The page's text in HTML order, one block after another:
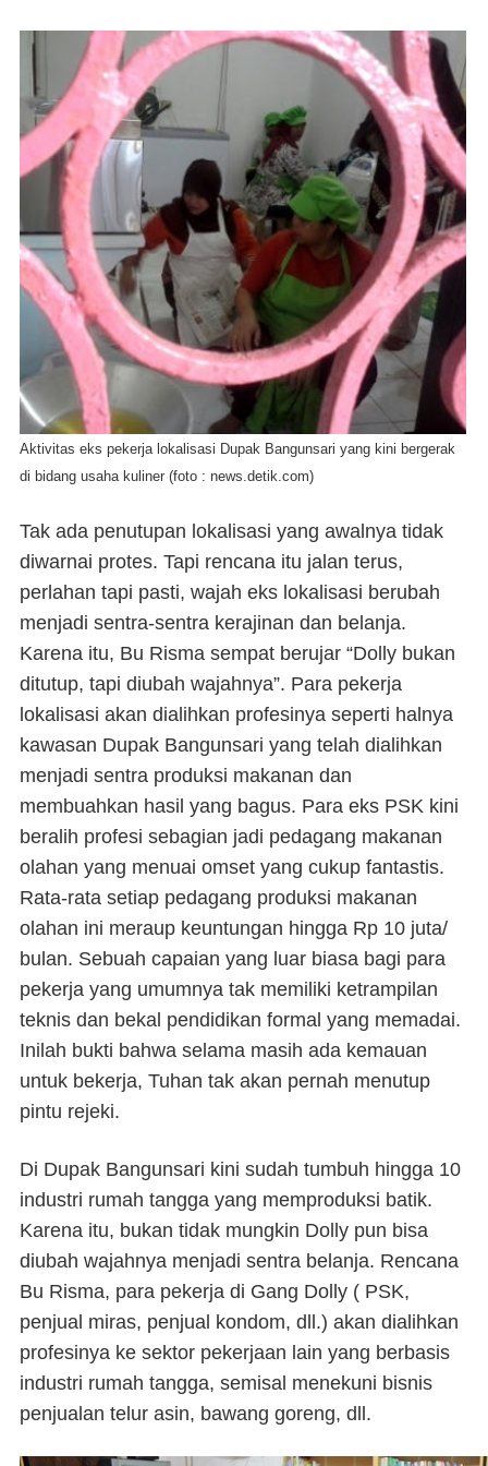
Aktivitas eks pekerja lokalisasi Dupak Bangunsari yang kini bergerak
di bidang usaha kuliner (foto : news.detik.com)
Tak ada penutupan lokalisasi yang awalnya tidak
diwarnai protes. Tapi rencana itu jalan terus,
perlahan tapi pasti, wajah eks lokalisasi berubah
menjadi sentra-sentra kerajinan dan belanja.
Karena itu, Bu Risma sempat berujar “Dolly bukan
ditutup, tapi diubah wajahnya”. Para pekerja
lokalisasi akan dialihkan profesinya seperti halnya
kawasan Dupak Bangunsari yang telah dialihkan
menjadi sentra produksi makanan dan
membuahkan hasil yang bagus. Para eks PSK kini
beralih profesi sebagian jadi pedagang makanan
olahan yang menuai omset yang cukup fantastis.
Rata-rata setiap pedagang produksi makanan
olahan ini meraup keuntungan hingga Rp 10 juta/
bulan. Sebuah capaian yang luar biasa bagi para
pekerja yang umumnya tak memiliki ketrampilan
teknis dan bekal pendidikan formal yang memadai.
Inilah bukti bahwa selama masih ada kemauan
untuk bekerja, Tuhan tak akan pernah menutup
pintu rejeki.
Di Dupak Bangunsari kini sudah tumbuh hingga 10
industri rumah tangga yang memproduksi batik.
Karena itu, bukan tidak mungkin Dolly pun bisa
diubah wajahnya menjadi sentra belanja. Rencana
Bu Risma, para pekerja di Gang Dolly ( PSK,
penjual miras, penjual kondom, dll.) akan dialihkan
profesinya ke sektor pekerjaan lain yang berbasis
industri rumah tangga, semisal menekuni bisnis
penjualan telur asin, bawang goreng, dll.